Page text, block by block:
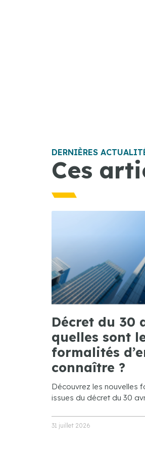
DERNIÈRES
Ces
Décret du 30
quelles sont
formalités
connaître ?
Découvrez les nouvelles
issues du décret du 30
31 juillet 2026